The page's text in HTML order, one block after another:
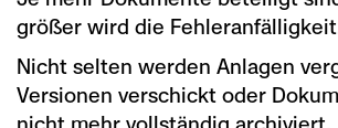
größer wird die
Nicht selten werden Anlagen
Versionen verschickt oder
nicht mehr vollständig archiviert.